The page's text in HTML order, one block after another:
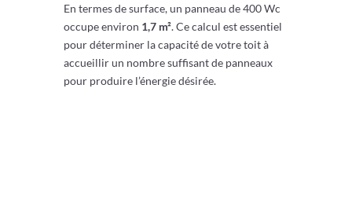
En termes de surface, un panneau de 400 Wc
occupe environ 1,7 m². Ce calcul est essentiel
pour déterminer la capacité de votre toit à
accueillir un nombre suffisant de panneaux
pour produire l’énergie désirée.